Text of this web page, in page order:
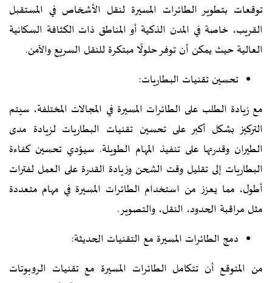
توقعات بتطوير الطائرات المسيرة لنقل الأشخاص في المستقبل
القريب، خاصة في المدن الذكية أو المناطق ذات الكثافة السكانية
العالية حيث يمكن أن توفر حلولًا مبتكرة للنقل السريع والآمن.
تحسين تقنيات البطاريات:
مع زيادة الطلب على الطائرات المسيرة في المجالات المختلفة، سيتم
التركيز بشكل أكبر على تحسين تقنيات البطاريات لزيادة مدى
الطيران وقدرتها على تنفيذ المهام الطويلة. سيؤدي تحسين كفاءة
البطاريات إلى تقليل وقت الشحن وزيادة القدرة على العمل لفترات
أطول، مما يعزز من استخدام الطائرات المسيرة في مهام متعددة
مثل مراقبة الحدود، النقل، والتصوير.
دمج الطائرات المسيرة مع التقنيات الحديثة:
من المتوقع أن تتكامل الطائرات المسيرة مع تقنيات الروبوتات